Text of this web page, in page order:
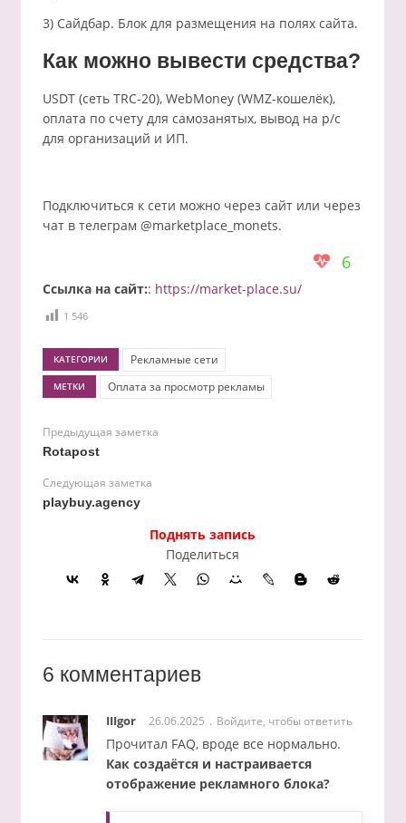
3) Сайдбар. Блок для размещения на полях сайта.
Как можно вывести средства?
USDT (сеть TRC-20), WebMoney (WMZ-кошелёк),
оплата по счету для самозанятых, вывод на р/с
для организаций и ИП.
Подключиться к сети можно через сайт или через
чат в телеграм @marketplace_monets.
6
Ссылка на сайт:: https://market-place.su/
1 546
КАТЕГОРИИ Рекламные сети
МЕТКИ Оплата за просмотр рекламы
Предыдущая заметка
Rotapost
Следующая заметка
playbuy.agency
Поднять запись
Поделиться
6 комментариев
IIIgor 26.06.2025 Войдите, чтобы ответить
Прочитал FAQ, вроде все нормально.
Как создаётся и настраивается
отображение рекламного блока?